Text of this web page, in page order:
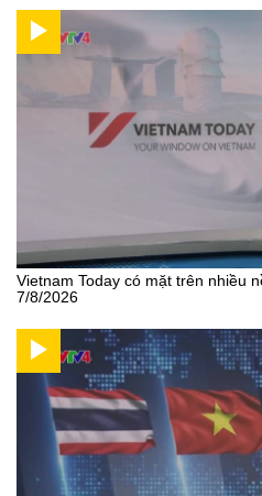
Vietnam Today có mặt trên nhiều
7/8/2026